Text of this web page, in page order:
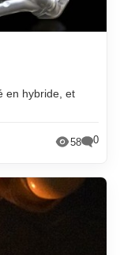
en hybride, et
58 0